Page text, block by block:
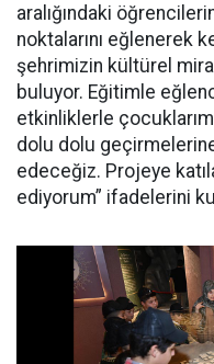
aralığındaki
noktalarını eğlenerek
şehrimizin kültürel
buluyor. Eğitimle
etkinliklerle
dolu dolu
edeceğiz. Projeye
ediyorum” ifadelerini